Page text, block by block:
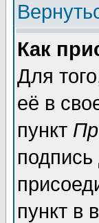
Как
Для
её в
пункт
пункт в